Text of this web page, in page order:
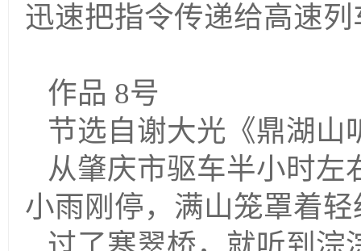
迅速把指令传递给
作品 8号
节选自谢大光《鼎湖山
从肇庆市驱车半小时左
小雨刚停，满山笼罩着